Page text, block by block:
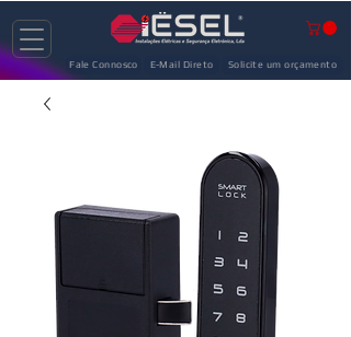
Fale Connosco E-Mail Direto Solicite um orçamento